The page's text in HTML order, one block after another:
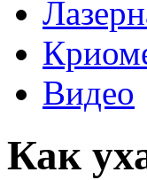
Видео
Как